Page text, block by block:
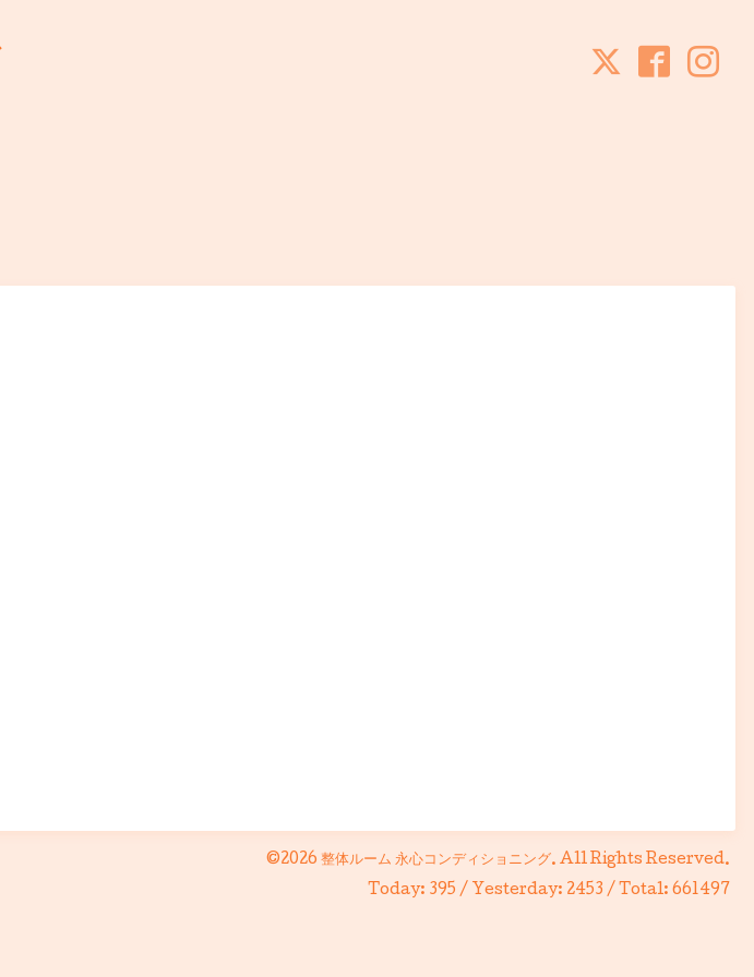
©2026 整体ルーム 永心コンディショニング. All Rights Reserved.
Today: 395 / Yesterday: 2453 / Total: 661497